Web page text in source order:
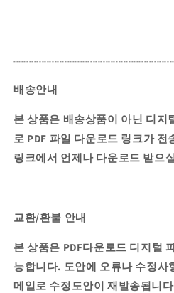
배송안내
본 상품은 배송상품이 아닌 디지
로 PDF 파일 다운로드 링크가 전
링크에서 언제나 다운로드 받으
교환/환불 안내
본 상품은 PDF다운로드 디지털
능합니다. 도안에 오류나 수정사
메일로 수정도안이 재발송됩니